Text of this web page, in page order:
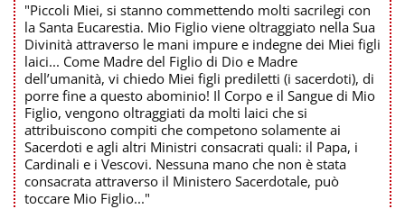
"Piccoli Miei, si stanno commettendo molti sacrilegi con
la Santa Eucarestia. Mio Figlio viene oltraggiato nella Sua
Divinità attraverso le mani impure e indegne dei Miei figli
laici... Come Madre del Figlio di Dio e Madre
dell’umanità, vi chiedo Miei figli prediletti (i sacerdoti), di
porre fine a questo abominio! Il Corpo e il Sangue di Mio
Figlio, vengono oltraggiati da molti laici che si
attribuiscono compiti che competono solamente ai
Sacerdoti e agli altri Ministri consacrati quali: il Papa, i
Cardinali e i Vescovi. Nessuna mano che non è stata
consacrata attraverso il Ministero Sacerdotale, può
toccare Mio Figlio..."